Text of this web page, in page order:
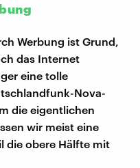
Werbung ist Grund,
das Internet
eine tolle
Nova-
die eigentlichen
wir meist eine
die obere Hälfte mit